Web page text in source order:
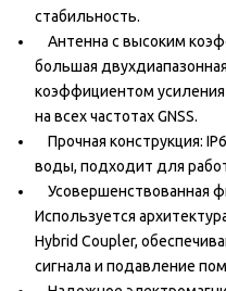
стабильность.
Антенна с высоким
большая
коэффициентом
на всех частотах GNSS.
Прочная конструкция:
воды, подходит для
Усовершенствованная
Используется
Hybrid Coupler,
сигнала и подавление